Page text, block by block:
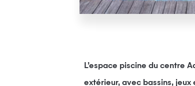
L’espace piscine du centre
extérieur, avec bassins,